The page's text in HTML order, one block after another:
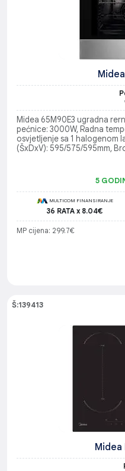
Midea 65M90E3 ugradna
pećnice: 3000W, Radna
osvjetljenje sa 1 halogenom
(ŠxDxV): 595/575/595mm,
5
MULTICOM FINANSIRANJE
36 RATA x 8.04€
MP cijena: 299.7€
Š:139413
Midea